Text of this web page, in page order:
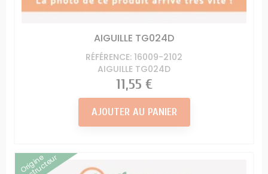
AIGUILLE TG024D
RÉFÉRENCE: 16009-2102
AIGUILLE TG024D
Prix
11,55 €
AJOUTER AU PANIER
Origine